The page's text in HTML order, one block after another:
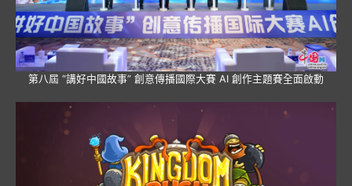
第八屆 “講好中國故事” 創意傳播國際大賽 AI 創作主題賽全面啟動